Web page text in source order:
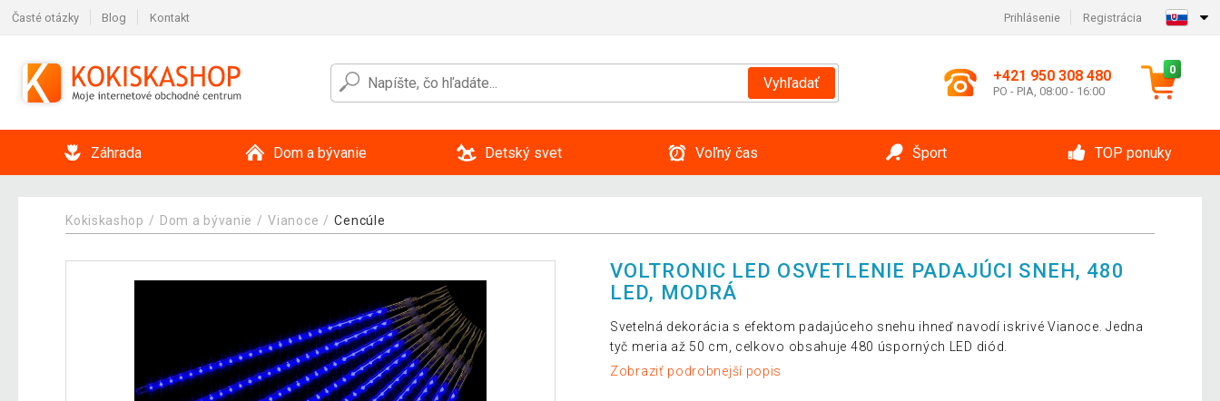
Časté otázky Blog Kontakt Prihlásenie Registrácia
Vyhľadať +421 950 308 480
PO - PIA, 08:00 - 16:00
0
Záhrada Dom a bývanie Detský svet Voľný čas Šport TOP ponuky
Kokiskashop Dom a bývanie Vianoce Cencúle
VOLTRONIC LED OSVETLENIE PADAJÚCI SNEH, 480
LED, MODRÁ
Svetelná dekorácia s efektom padajúceho snehu ihneď navodí iskrivé Vianoce. Jedna
tyč meria až 50 cm, celkovo obsahuje 480 úsporných LED diód.
Zobraziť podrobnejší popis